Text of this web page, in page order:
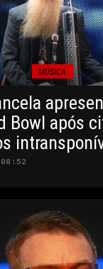
MÚSICA
Bowl após